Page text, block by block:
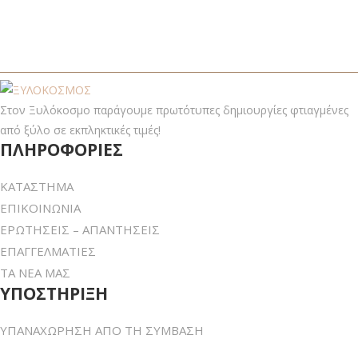
Στον Ξυλόκοσμο παράγουμε πρωτότυπες δημιουργίες φτιαγμένες
από ξύλο σε εκπληκτικές τιμές!
ΠΛΗΡΟΦΟΡΙΕΣ
ΚΑΤΑΣΤΗΜΑ
ΕΠΙΚΟΙΝΩΝΙΑ
ΕΡΩΤΗΣΕΙΣ – ΑΠΑΝΤΗΣΕΙΣ
ΕΠΑΓΓΕΛΜΑΤΙΕΣ
ΤΑ ΝΕΑ ΜΑΣ
ΥΠΟΣΤΗΡΙΞΗ
ΥΠΑΝΑΧΩΡΗΣΗ ΑΠΟ ΤΗ ΣΥΜΒΑΣΗ